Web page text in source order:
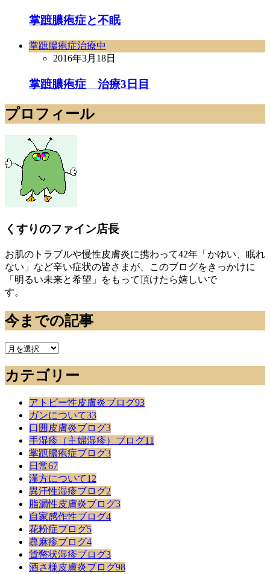
掌蹠膿疱症と不眠
掌蹠膿疱症治療中
2016年3月18日
掌蹠膿疱症 治療3日目
プロフィール
くすりのファイン店長
お肌のトラブルや慢性皮膚炎に携わって42年「かゆい、眠れ
ない」など辛い症状の皆さまが、このブログをきっかけに
「明るい未来と希望」をもって頂けたら嬉しいで
す。
今までの記事
今
で
の
カテゴリー
アトピー性皮膚炎ブログ93
ガンについて33
口囲皮膚炎ブログ3
手湿疹（主婦湿疹）ブログ11
掌蹠膿疱症ブログ3
日常67
漢方について12
異汗性湿疹ブログ2
脂漏性皮膚炎ブログ3
自家感作性ブログ4
花粉症ブログ5
蕁麻疹ブログ4
貨幣状湿疹ブログ3
酒さ様皮膚炎ブログ98